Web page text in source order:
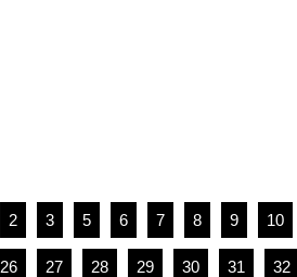
2 3 5 6 7 8 9 10
26 27 28 29 30 31 32